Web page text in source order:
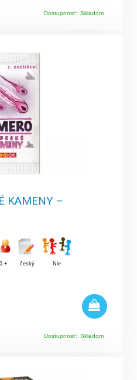
Dostupnosť: Skladom
KAMENY –
+ český Nie
Dostupnosť: Skladom